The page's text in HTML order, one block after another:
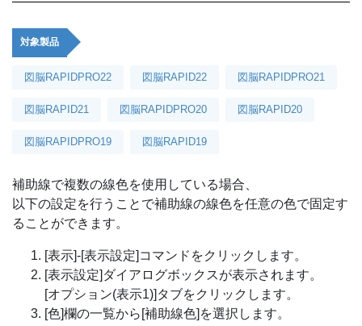
対象製品
図脳RAPIDPRO22 図脳RAPID22 図脳RAPIDPRO21
図脳RAPID21 図脳RAPIDPRO20 図脳RAPID20
図脳RAPIDPRO19 図脳RAPID19
補助線で複数の線色を使用している場合、
以下の設定を行うことで補助線の線色を任意の色で固定す
ることができます。
[表示]-[表示設定]コマンドをクリックします。
[表示設定]ダイアログボックスが表示されます。
[オプション(表示1)]タブをクリックします。
[色]欄の一覧から[補助線色]を選択します。